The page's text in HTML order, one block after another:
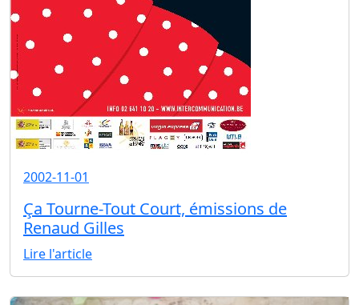
2002-11-01
Ça Tourne-Tout Court, émissions de
Renaud Gilles
Lire l'article